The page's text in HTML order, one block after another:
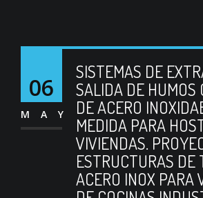
06
MAY
SISTEMAS DE
SALIDA DE HUMOS
DE ACERO
MEDIDA PARA
VIVIENDAS.
ESTRUCTURAS DE
ACERO INOX PARA